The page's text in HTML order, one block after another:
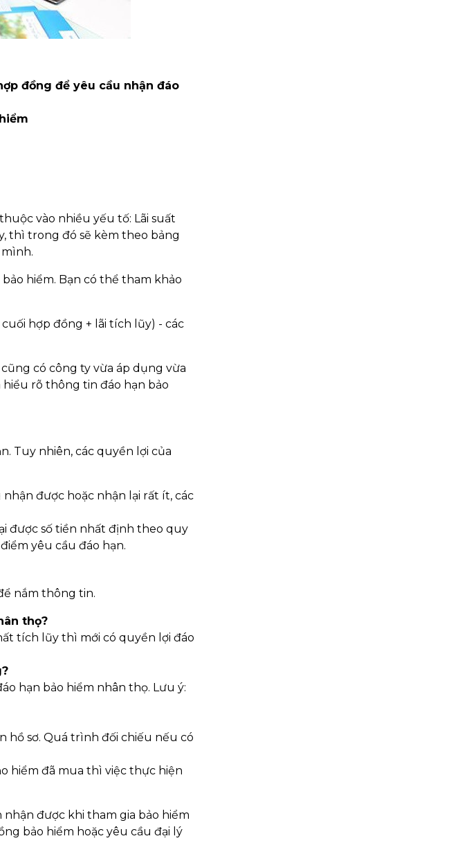
đồng để yêu cầu nhận đáo
vào nhiều yếu tố: Lãi suất
thì trong đó sẽ kèm theo bảng
hiểm. Bạn có thể tham khảo
hợp đồng + lãi tích lũy) - các
có công ty vừa áp dụng vừa
rõ thông tin đáo hạn bảo
Tuy nhiên, các quyền lợi của
được hoặc nhận lại rất ít, các
được số tiền nhất định theo quy
yêu cầu đáo hạn.
nắm thông tin.
thọ?
tích lũy thì mới có quyền lợi đáo
hạn bảo hiểm nhân thọ. Lưu ý:
sơ. Quá trình đối chiếu nếu có
hiểm đã mua thì việc thực hiện
được khi tham gia bảo hiểm
bảo hiểm hoặc yêu cầu đại lý